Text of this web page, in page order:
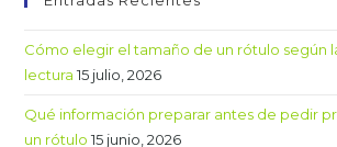
Cómo elegir el tamaño de un rótulo según
lectura 15 julio, 2026
Qué información preparar antes de pedir
un rótulo 15 junio, 2026